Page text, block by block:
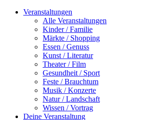
Veranstaltungen
Alle Veranstaltungen
Kinder / Familie
Märkte / Shopping
Essen / Genuss
Kunst / Literatur
Theater / Film
Gesundheit / Sport
Feste / Brauchtum
Musik / Konzerte
Natur / Landschaft
Wissen / Vortrag
Deine Veranstaltung